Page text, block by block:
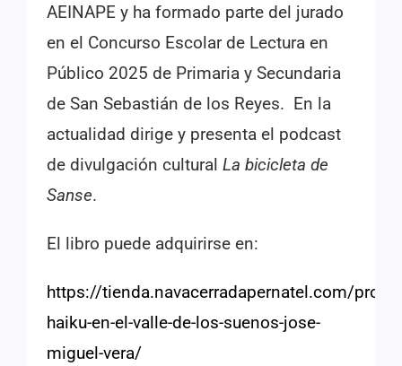
AEINAPE y ha formado parte del jurado
en el Concurso Escolar de Lectura en
Público 2025 de Primaria y Secundaria
de San Sebastián de los Reyes. En la
actualidad dirige y presenta el podcast
de divulgación culturalLa bicicleta de
Sanse.
El libro puede adquirirse en:
https://tienda.navacerradapernatel.com/
haiku-en-el-valle-de-los-suenos-jose-
miguel-vera/